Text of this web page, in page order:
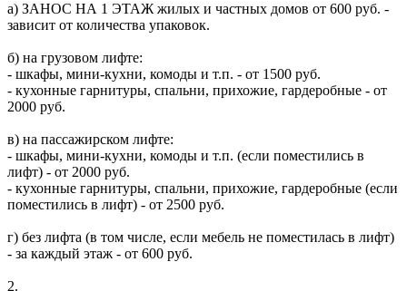
а) ЗАНОС НА 1 ЭТАЖ жилых и частных домов от 600 руб. -
зависит от количества упаковок.
б) на грузовом лифте:
- шкафы, мини-кухни, комоды и т.п. - от 1500 руб.
- кухонные гарнитуры, спальни, прихожие, гардеробные - от
2000 руб.
в) на пассажирском лифте:
- шкафы, мини-кухни, комоды и т.п. (если поместились в
лифт) - от 2000 руб.
- кухонные гарнитуры, спальни, прихожие, гардеробные (если
поместились в лифт) - от 2500 руб.
г) без лифта (в том числе, если мебель не поместилась в лифт)
- за каждый этаж - от 600 руб.
2.